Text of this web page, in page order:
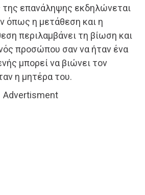
επανάληψης εκδηλώνεται
όπως η μετάθεση και η
περιλαμβάνει τη βίωση και
προσώπου σαν να ήταν ένα
μπορεί να βιώνει τον
η μητέρα του.
Advertisment